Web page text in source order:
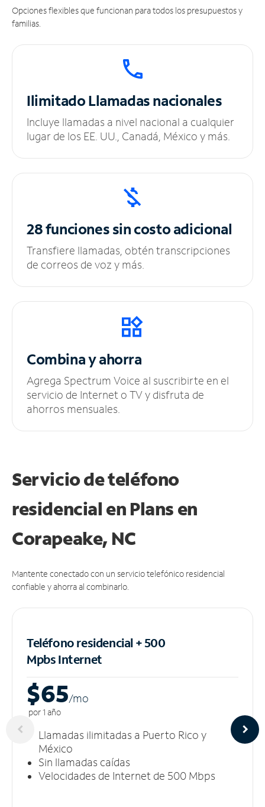
Opciones flexibles que funcionan para todos los presupuestos y
familias.
IlimitadoLlamadas nacionales
Incluye llamadas a nivel nacional a cualquier
lugar de los EE. UU., Canadá, México y más.
28 funciones sincosto adicional
Transfiere llamadas, obtén transcripciones
de correos de voz y más.
Combina y ahorra
Agrega Spectrum Voice al suscribirte en el
servicio de Internet o TV y disfruta de
ahorros mensuales.
Servicio de teléfono
residencial en Plans en
Corapeake, NC
Mantente conectado con un servicio telefónico residencial
confiable y ahorra al combinarlo.
Teléfono residencial + 500
MpbsInternet
$65/mo
por 1 año
Llamadas ilimitadas a Puerto Rico y
México
Sin llamadas caídas
Velocidades de Internet de 500 Mbps